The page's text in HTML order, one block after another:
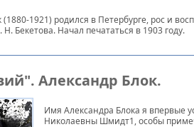
1921) родился в Петербурге, рос и
Бекетова. Начал печататься в 1903 году.
Александр Блок.
Имя Александра Блока я впервые
Николаевны Шмидт1, особы